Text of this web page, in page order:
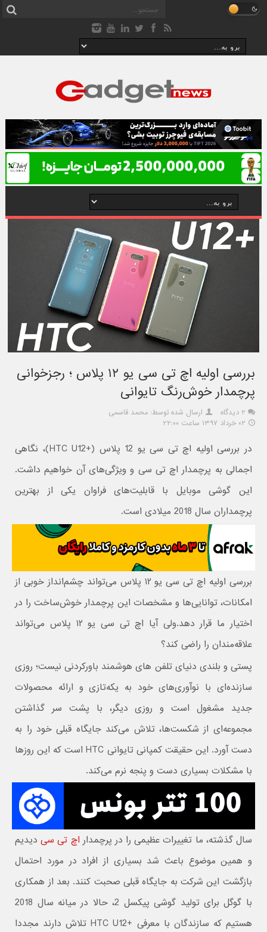
بررسی اولیه اچ تی سی یو ۱۲ پلاس ؛ رجزخوانی
پرچمدار خوش‌رنگ تایوانی
۲ دیدگاه
ارسال شده توسط: محمد قاسمی
۰۲ خرداد ۱۳۹۷ ساعت ۲۲:۰۰
در بررسی اولیه اچ تی سی یو 12 پلاس (+HTC U12)، نگاهی
اجمالی به پرچمدار اچ تی سی و ویژگی‌های آن خواهیم داشت.
این گوشی موبایل با قابلیت‌های فراوان یکی از بهترین
پرچمداران سال 2018 میلادی است.
بررسی اولیه اچ تی سی یو ۱۲ پلاس می‌تواند چشم‌انداز خوبی از
امکانات، توانایی‌ها و مشخصات این پرچمدار خوش‌ساخت را در
اختیار ما قرار دهد.ولی آیا اچ تی سی یو ۱۲ پلاس می‌تواند
علاقه‌مندان را راضی کند؟
پستی و بلندی دنیای تلفن های هوشمند باورکردنی نیست؛ روزی
سازنده‌ای با نوآوری‌های خود به یکه‌تازی و ارائه محصولات
جدید مشغول است و روزی دیگر، با پشت سر گذاشتن
مجموعه‌ای از شکست‌ها، تلاش می‌کند جایگاه قبلی خود را به
دست آورد. این حقیقت کمپانی تایوانی HTC است که این روزها
با مشکلات بسیاری دست و پنجه نرم می‌کند.
سال گذشته، ما تغییرات عظیمی را در پرچمدار اچ تی سیدیدیم
و همین موضوع باعث شد بسیاری از افراد در مورد احتمال
بازگشت این شرکت به جایگاه قبلی صحبت کنند. بعد از همکاری
با گوگل برای تولید گوشی پیکسل 2، حالا در میانه سال 2018
هستیم که سازندگان با معرفی +HTC U12 تلاش دارند مجددا